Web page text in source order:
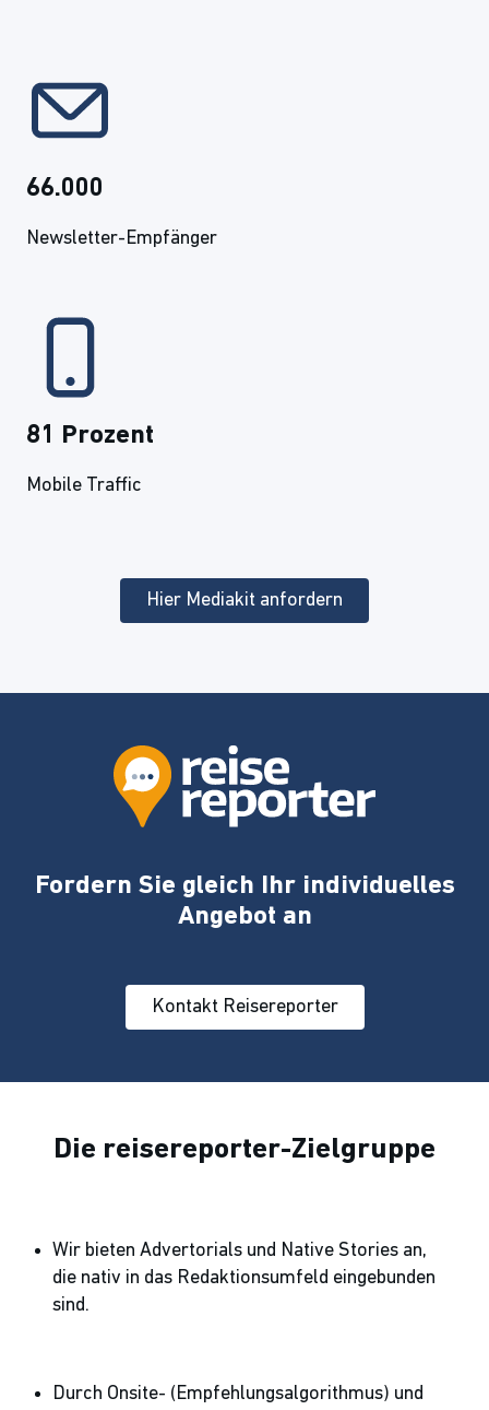
66.000
Newsletter-Empfänger
81 Prozent
Mobile Traffic
Hier Mediakit anfordern
Fordern Sie gleich Ihr individuelles
Angebot an
Kontakt Reisereporter
Die reisereporter-Zielgruppe
Wir bieten Advertorials und Native Stories an,
die nativ in das Redaktionsumfeld eingebunden
sind.
Durch Onsite- (Empfehlungsalgorithmus) und